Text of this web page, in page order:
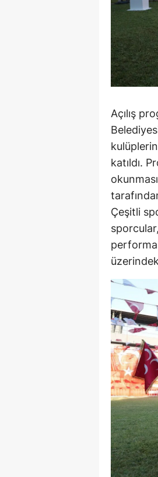
Açılış
katıldı.
Çeşitli